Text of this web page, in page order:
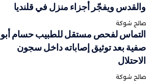
والقدس ويفجّر أجزاء منزل في قلنديا
صالح شوكة
التماس لفحص مستقل للطبيب حسام أبو
صفية بعد توثيق إصاباته داخل سجون
الاحتلال
صالح شوكة